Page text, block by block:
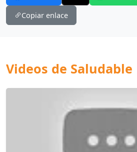
Copiar enlace
Videos de Saludable